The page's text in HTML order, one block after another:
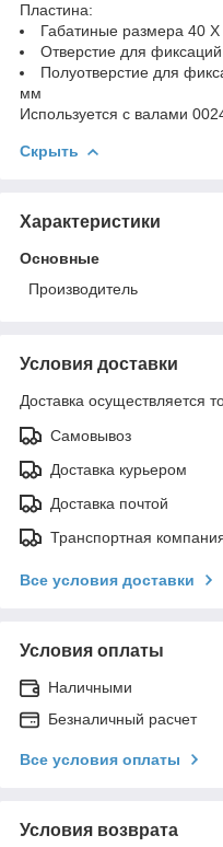
Пластина:
Габатиные размера 40
Отверстие для
Полуотверстие для
мм
Используется с валами
Скрыть
Характеристики
Основные
Производитель
Условия доставки
Доставка осуществляется
Самовывоз
Доставка курьером
Доставка почтой
Транспортная
Все условия доставки
Условия оплаты
Наличными
Безналичный расчет
Все условия оплаты
Условия возврата